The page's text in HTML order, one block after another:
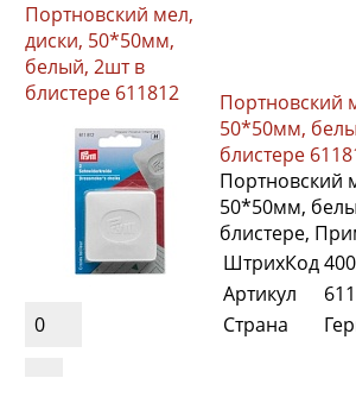
Портновский мел,
диски, 50*50мм,
белый, 2шт в
блистере 611812
0
Портновский
50*50мм,
блистере
Портновский
50*50мм,
блистере,
ШтрихКод
Артикул
Страна